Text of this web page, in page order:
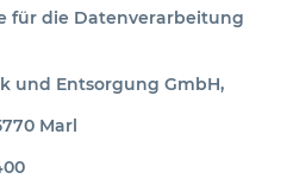
für die Datenverarbeitung
und Entsorgung GmbH,
Marl